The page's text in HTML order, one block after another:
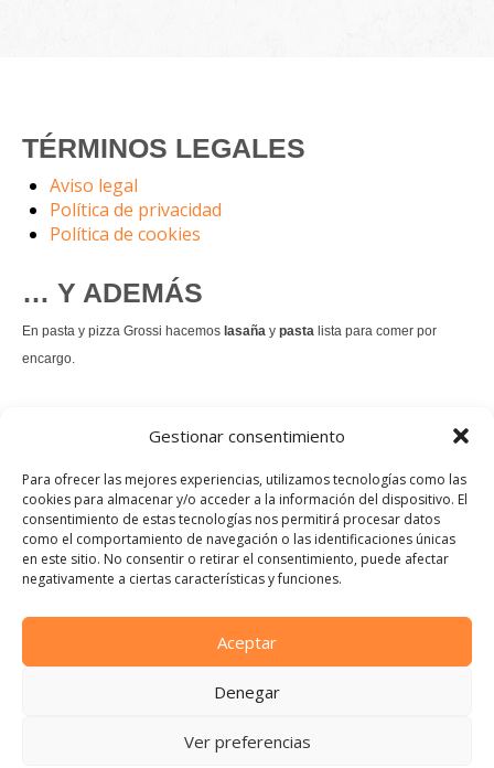
Gestionar consentimiento
Para ofrecer las mejores experiencias, utilizamos tecnologías como las
cookies para almacenar y/o acceder a la información del dispositivo. El
consentimiento de estas tecnologías nos permitirá procesar datos
como el comportamiento de navegación o las identificaciones únicas
en este sitio. No consentir o retirar el consentimiento, puede afectar
negativamente a ciertas características y funciones.
Aceptar
Denegar
Ver preferencias
TÉRMINOS LEGALES
Aviso legal
Política de privacidad
Política de cookies
… Y ADEMÁS
En pasta y pizza Grossi hacemos lasaña y pasta lista para comer por
encargo.
es un permanente.
Pedir comida Just eat
Instagram
Facebook
TikTok
Dirección:
Calle Manuel Allende, 12, 48010 Bilbao, Vizcaya
Teléfono:
info@pastaypizzagrossi.com